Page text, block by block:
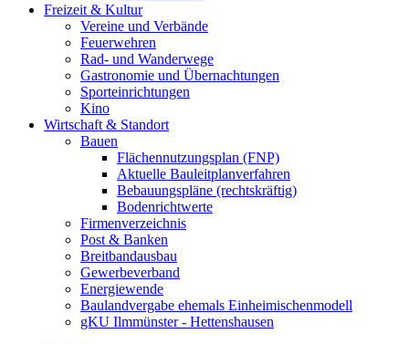
Freizeit & Kultur
Vereine und Verbände
Feuerwehren
Rad- und Wanderwege
Gastronomie und Übernachtungen
Sporteinrichtungen
Kino
Wirtschaft & Standort
Bauen
Flächennutzungsplan (FNP)
Aktuelle Bauleitplanverfahren
Bebauungspläne (rechtskräftig)
Bodenrichtwerte
Firmenverzeichnis
Post & Banken
Breitbandausbau
Gewerbeverband
Energiewende
Baulandvergabe ehemals Einheimischenmodell
gKU Ilmmünster - Hettenshausen